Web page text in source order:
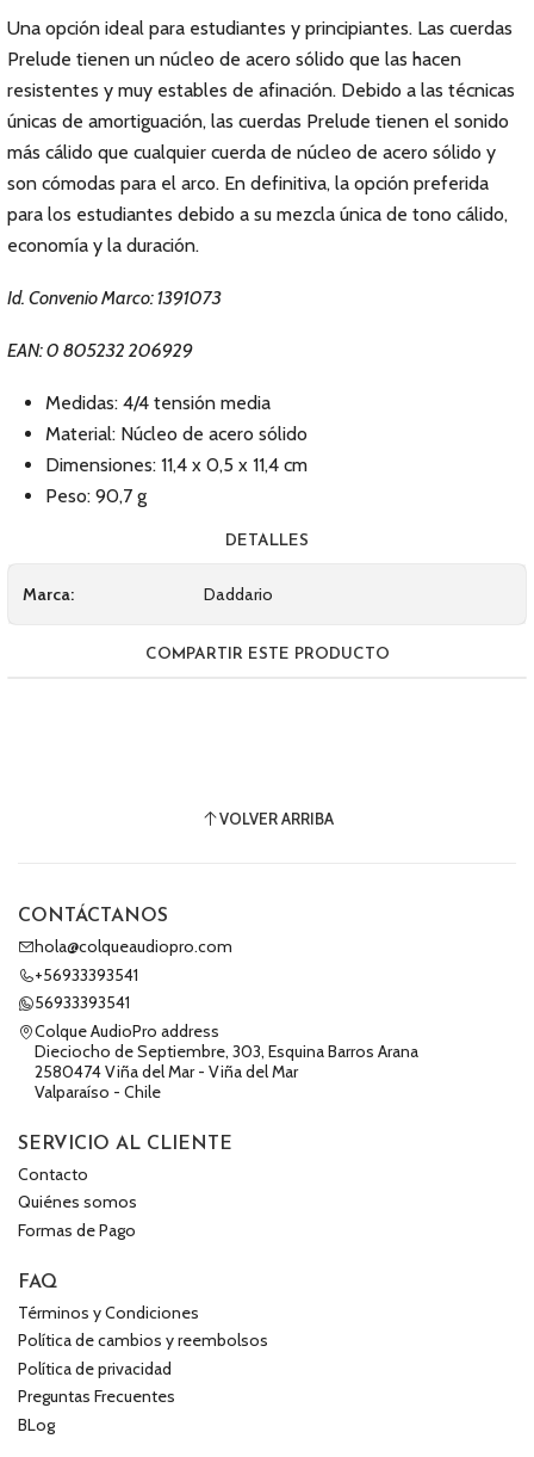
Una opción ideal para estudiantes y principiantes. Las cuerdas
Prelude tienen un núcleo de acero sólido que las hacen
resistentes y muy estables de afinación. Debido a las técnicas
únicas de amortiguación, las cuerdas Prelude tienen el sonido
más cálido que cualquier cuerda de núcleo de acero sólido y
son cómodas para el arco. En definitiva, la opción preferida
para los estudiantes debido a su mezcla única de tono cálido,
economía y la duración.
Id. Convenio Marco: 1391073
EAN: 0 805232 206929
Medidas: 4/4 tensión media
Material: Núcleo de acero sólido
Dimensiones: 11,4 x 0,5 x 11,4 cm
Peso: 90,7 g
DETALLES
Marca: Daddario
COMPARTIR ESTE PRODUCTO
VOLVER ARRIBA
CONTÁCTANOS
hola@colqueaudiopro.com
+56933393541
56933393541
Colque AudioPro address
Dieciocho de Septiembre, 303, Esquina Barros Arana
2580474 Viña del Mar - Viña del Mar
Valparaíso - Chile
SERVICIO AL CLIENTE
Contacto
Quiénes somos
Formas de Pago
FAQ
Términos y Condiciones
Política de cambios y reembolsos
Política de privacidad
Preguntas Frecuentes
BLog